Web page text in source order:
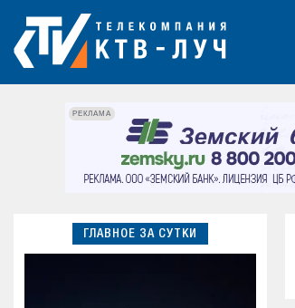
РЕКЛАМА
ГЛАВНОЕ ЗА СУТКИ